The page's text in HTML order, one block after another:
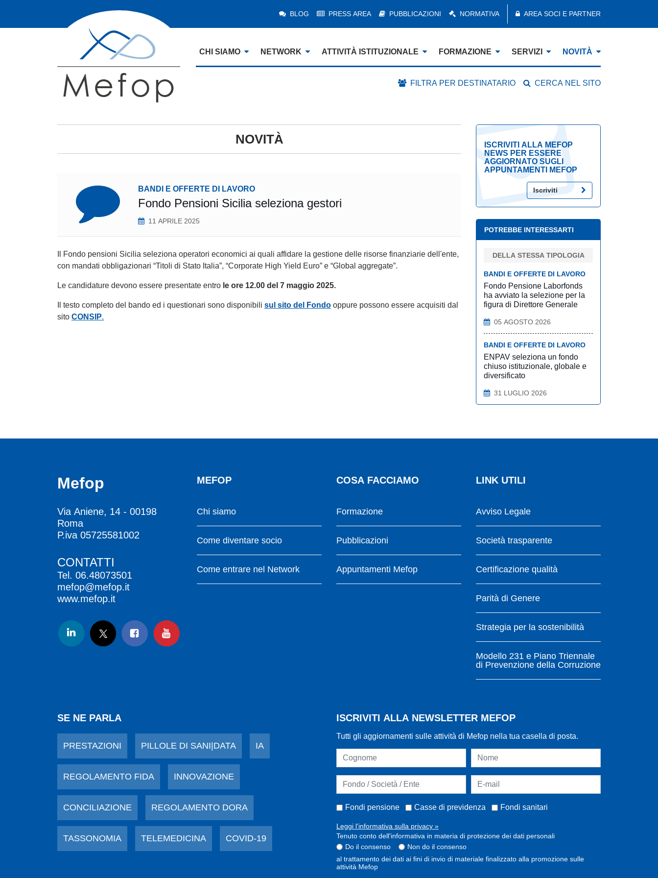
BLOG PRESS AREA PUBBLICAZIONI NORMATIVA AREA SOCI E PARTNER
CHI SIAMO NETWORK ATTIVITÀ ISTITUZIONALE FORMAZIONE SERVIZI NOVITÀ
FILTRA PER DESTINATARIO CERCA NEL SITO
NOVITÀ
BANDI E OFFERTE DI LAVORO
Fondo Pensioni Sicilia seleziona gestori
11 APRILE 2025
Il Fondo pensioni Sicilia seleziona operatori economici ai quali affidare la gestione delle risorse finanziarie dell'ente,
con mandati obbligazionari “Titoli di Stato Italia”, “Corporate High Yield Euro” e “Global aggregate”.
Le candidature devono essere presentate entro le ore 12.00 del 7 maggio 2025.
Il testo completo del bando ed i questionari sono disponibili sul sito del Fondo oppure possono essere acquisiti dal
sito CONSIP.
ISCRIVITI ALLA MEFOP
NEWS PER ESSERE
AGGIORNATO SUGLI
APPUNTAMENTI MEFOP
Iscriviti
POTREBBE INTERESSARTI
DELLA STESSA TIPOLOGIA
BANDI E OFFERTE DI LAVORO
Fondo Pensione Laborfonds
ha avviato la selezione per la
figura di Direttore Generale
05 AGOSTO 2026
BANDI E OFFERTE DI LAVORO
ENPAV seleziona un fondo
chiuso istituzionale, globale e
diversificato
31 LUGLIO 2026
Mefop
Via Aniene, 14 - 00198
Roma
P.iva 05725581002
CONTATTI
Tel. 06.48073501
mefop@mefop.it
www.mefop.it
MEFOP
Chi siamo
Come diventare socio
Come entrare nel Network
COSA FACCIAMO
Formazione
Pubblicazioni
Appuntamenti Mefop
LINK UTILI
Avviso Legale
Società trasparente
Certificazione qualità
Parità di Genere
Strategia per la sostenibilità
Modello 231 e Piano Triennale
di Prevenzione della Corruzione
SE NE PARLA
PRESTAZIONI PILLOLE DI SANI|DATA IA
REGOLAMENTO FIDA INNOVAZIONE
CONCILIAZIONE REGOLAMENTO DORA
TASSONOMIA TELEMEDICINA COVID-19
ISCRIVITI ALLA NEWSLETTER MEFOP
Tutti gli aggiornamenti sulle attività di Mefop nella tua casella di posta.
Fondi pensione Casse di previdenza Fondi sanitari
Leggi l'informativa sulla privacy »
Tenuto conto dell'informativa in materia di protezione dei dati personali
Do il consenso
Non do il consenso
al trattamento dei dati ai fini di invio di materiale finalizzato alla promozione sulle
attività Mefop